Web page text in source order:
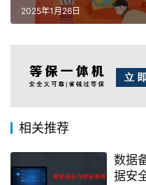
2025年1月26日
相关推荐
数据
据安